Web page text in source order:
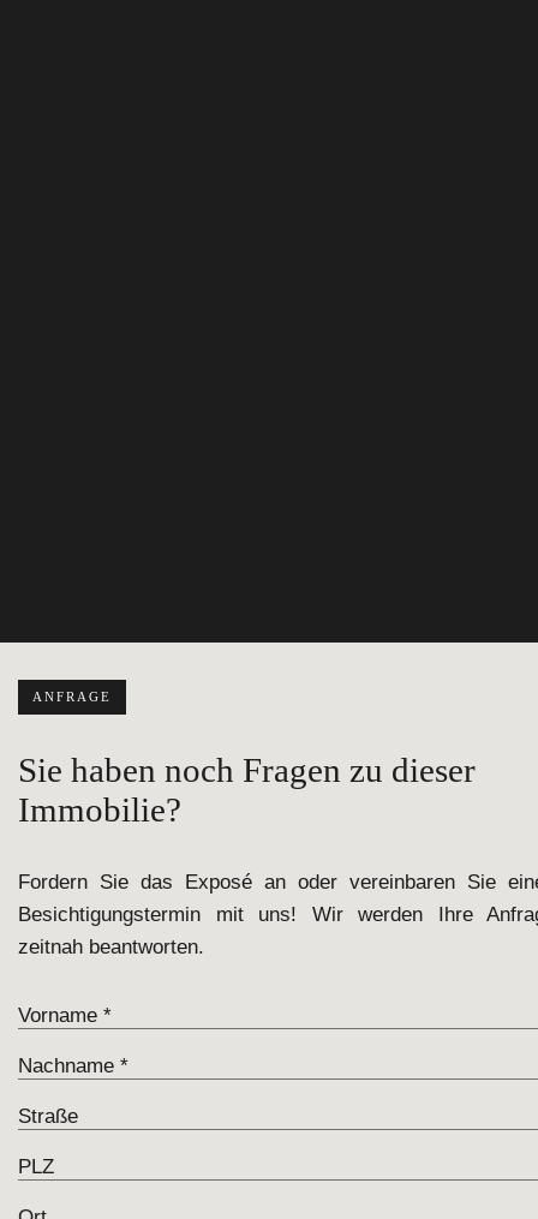
ANFRAGE
Sie haben noch Fragen zu dieser
Immobilie?
Fordern Sie das Exposé an oder vereinbaren Sie
Besichtigungstermin mit uns! Wir werden Ihre
zeitnah beantworten.